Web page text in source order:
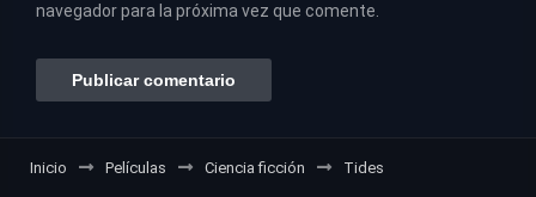
navegador para la próxima vez que comente.
Inicio Películas Ciencia ficción Tides